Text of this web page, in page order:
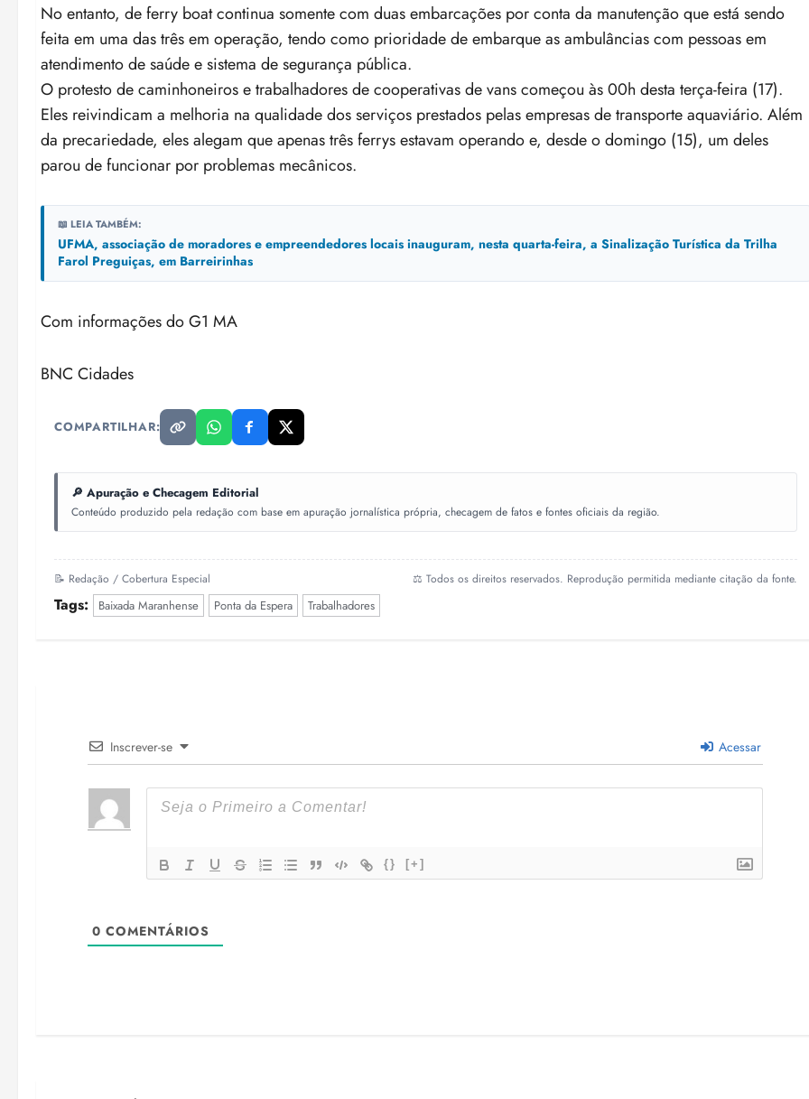
No entanto, de ferry boat continua somente com duas embarcações por conta da manutenção que está sendo
feita em uma das três em operação, tendo como prioridade de embarque as ambulâncias com pessoas em
atendimento de saúde e sistema de segurança pública.
O protesto de caminhoneiros e trabalhadores de cooperativas de vans começou às 00h desta terça-feira (17).
Eles reivindicam a melhoria na qualidade dos serviços prestados pelas empresas de transporte aquaviário. Além
da precariedade, eles alegam que apenas três ferrys estavam operando e, desde o domingo (15), um deles
parou de funcionar por problemas mecânicos.
📖 LEIA TAMBÉM:
UFMA, associação de moradores e empreendedores locais inauguram, nesta quarta-feira, a Sinalização Turística da Trilha
Farol Preguiças, em Barreirinhas
Com informações do G1 MA
BNC Cidades
COMPARTILHAR:
🔎 Apuração e Checagem Editorial
Conteúdo produzido pela redação com base em apuração jornalística própria, checagem de fatos e fontes oficiais da região.
📝 Redação / Cobertura Especial ⚖️ Todos os direitos reservados. Reprodução permitida mediante citação da fonte.
Tags: Baixada Maranhense Ponta da Espera Trabalhadores
Inscrever-se Acessar
{} [+]
0 COMENTÁRIOS